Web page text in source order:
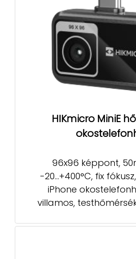
HIKmicro MiniE
96x96 képpont,
-20...+400°C, fix
iPhone
villamos,